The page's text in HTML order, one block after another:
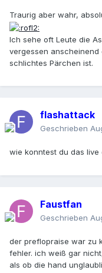
Traurig aber wahr,
Ich sehe oft Leute die
vergessen
schlichtes Pärchen ist.
flashattack
Geschrieben
wie konntest du das live
Faustfan
Geschrieben
der preflopraise war zu
fehler. ich weiß gar
als ob die hand